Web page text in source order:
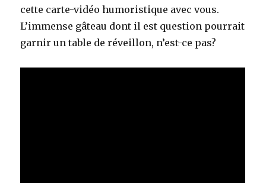
cette carte-vidéo humoristique avec vous.
L’immense gâteau dont il est question pourrait
garnir un table de réveillon, n’est-ce pas?